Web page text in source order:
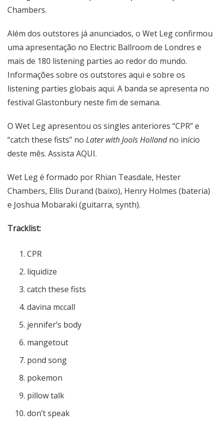
Chambers.
Além dos outstores já anunciados, o Wet Leg confirmou
uma apresentação no Electric Ballroom de Londres e
mais de 180 listening parties ao redor do mundo.
Informações sobre os outstores aqui e sobre os
listening parties globais aqui. A banda se apresenta no
festival Glastonbury neste fim de semana.
O Wet Leg apresentou os singles anteriores “CPR” e
“catch these fists” no Later with Jools Hollandno início
deste mês. Assista AQUI.
Wet Leg é formado por Rhian Teasdale, Hester
Chambers, Ellis Durand (baixo), Henry Holmes (bateria)
e Joshua Mobaraki (guitarra, synth).
Tracklist:
CPR
liquidize
catch these fists
davina mccall
jennifer’s body
mangetout
pond song
pokemon
pillow talk
don’t speak